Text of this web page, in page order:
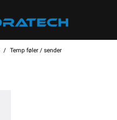
Temp føler / sender